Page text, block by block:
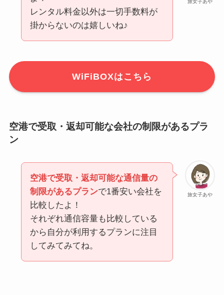
旅女子あや
レンタル料金以外は一切手数料が
掛からないのは嬉しいね♪
WiFiBOXはこちら
空港で受取・返却可能な会社の制限があるプラ
ン
旅女子あや
空港で受取・返却可能な通信量の
制限があるプランで1番安い会社を
比較したよ！
それぞれ通信容量も比較している
から自分が利用するプランに注目
してみてみてね。